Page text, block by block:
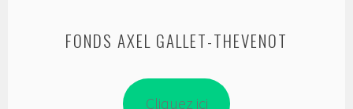
FONDS AXEL GALLET-THEVENOT
Cliquez ici